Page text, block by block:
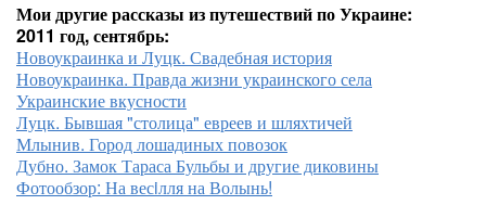
Мои другие рассказы из путешествий по Украине:
2011 год, сентябрь:
Новоукраинка и Луцк. Свадебная история
Новоукраинка. Правда жизни украинского села
Украинские вкусности
Луцк. Бывшая "столица" евреев и шляхтичей
Млынив. Город лошадиных повозок
Дубно. Замок Тараса Бульбы и другие диковины
Фотообзор: На весiлля на Волынь!